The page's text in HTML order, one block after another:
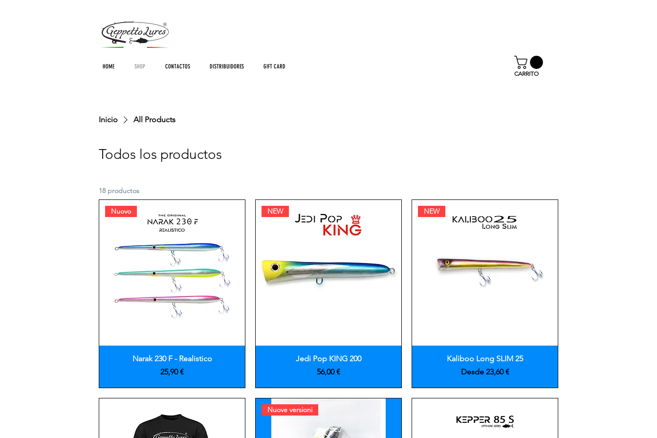
HOME SHOP CONTACTOS DISTRIBUIDORES GIFT CARD
CARRITO
Inicio All Products
Todos los productos
18 productos
Vista rápida
Nuovo
Narak 230 F - Realistico
Precio
25,90 €
Vista rápida
NEW
Jedi Pop KING 200
Precio
56,00 €
Vista rápida
NEW
Kaliboo Long SLIM 25
Desde 23,60 €
Precio de oferta
Nuove versioni